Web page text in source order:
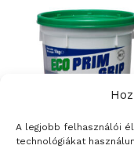
A legjobb felhasználói
technológiákat